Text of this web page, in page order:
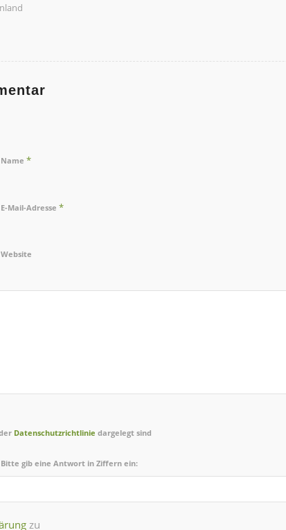
Name *
E-Mail-Adresse *
Website
Datenschutzrichtlinie dargelegt sind
Bitte gib eine Antwort in Ziffern ein:
zu